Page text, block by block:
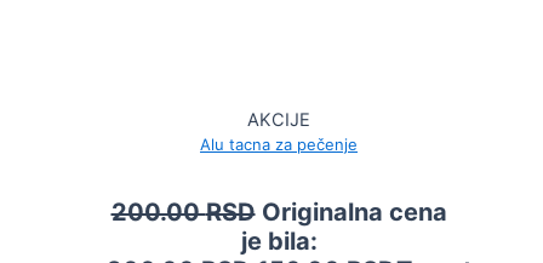
AKCIJE
Alu tacna za pečenje
200.00RSD Originalna cena
je bila: